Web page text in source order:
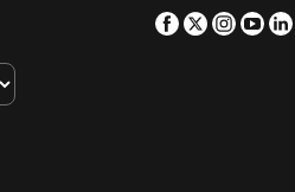
Facebook
Twitter